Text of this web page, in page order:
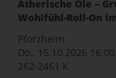
Ätherische Öle –
Wohlfühl-Roll-On
Pforzheim
Do., 15.10.2026
262-2461 K